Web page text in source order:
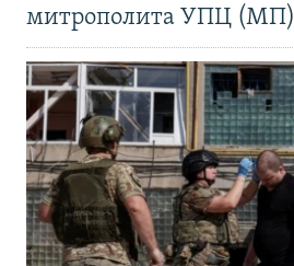
митрополита УПЦ (МП)